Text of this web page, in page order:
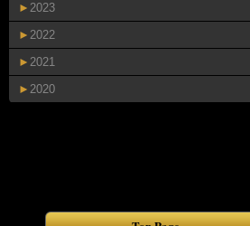
► 2023
► 2022
► 2021
► 2020